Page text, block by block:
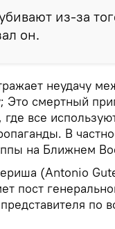
из-за
он.
неудачу
Это смертный
где все
В
на Ближнем
(Antonio
пост
по